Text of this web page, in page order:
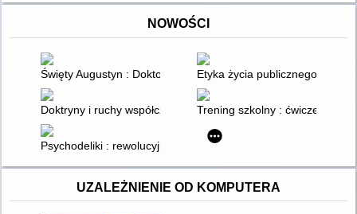
NOWOŚCI
Święty Augustyn : Doktor Łaski przeciwko złu
Etyka życia publicznego
Doktryny i ruchy współczesnego ekstremizmu politycznego
Trening szkolny : ćwiczenia
Psychodeliki : rewolucyjne substancje, które mogą zmienić
UZALEŻNIENIE OD KOMPUTERA